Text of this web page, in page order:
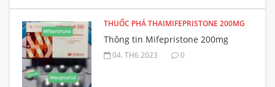
THUỐC PHÁ THAIMIFEPRISTONE 200MG
Thông tin Mifepristone 200mg
04. TH6 2023 0